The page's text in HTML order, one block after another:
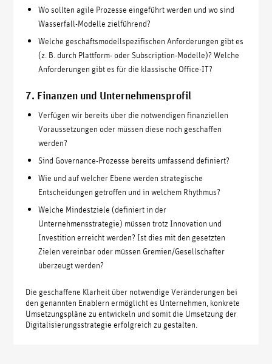
Wo sollten agile Prozesse eingeführt werden und wo sind
Wasserfall-Modelle zielführend?
Welche geschäftsmodellspezifischen Anforderungen gibt es
(z. B. durch Plattform- oder Subscription-Modelle)? Welche
Anforderungen gibt es für die klassische Office-IT?
7. Finanzen und Unternehmensprofil
Verfügen wir bereits über die notwendigen finanziellen
Voraussetzungen oder müssen diese noch geschaffen
werden?
Sind Governance-Prozesse bereits umfassend definiert?
Wie und auf welcher Ebene werden strategische
Entscheidungen getroffen und in welchem Rhythmus?
Welche Mindestziele (definiert in der
Unternehmensstrategie) müssen trotz Innovation und
Investition erreicht werden? Ist dies mit den gesetzten
Zielen vereinbar oder müssen Gremien/Gesellschafter
überzeugt werden?
Die geschaffene Klarheit über notwendige Veränderungen bei
den genannten Enablern ermöglicht es Unternehmen, konkrete
Umsetzungspläne zu entwickeln und somit die Umsetzung der
Digitalisierungsstrategie erfolgreich zu gestalten.